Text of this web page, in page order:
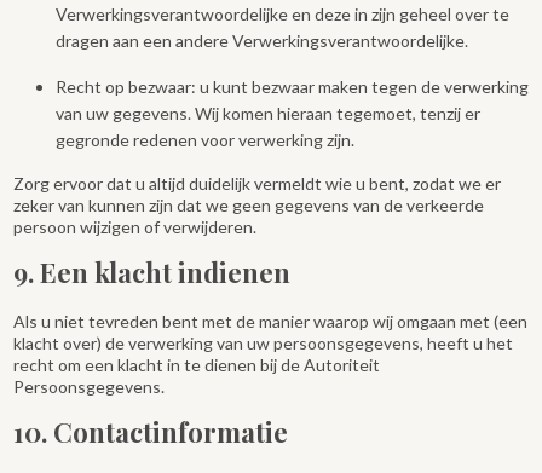
Verwerkingsverantwoordelijke en deze in zijn geheel over te
dragen aan een andere Verwerkingsverantwoordelijke.
Recht op bezwaar: u kunt bezwaar maken tegen de verwerking
van uw gegevens. Wij komen hieraan tegemoet, tenzij er
gegronde redenen voor verwerking zijn.
Zorg ervoor dat u altijd duidelijk vermeldt wie u bent, zodat we er
zeker van kunnen zijn dat we geen gegevens van de verkeerde
persoon wijzigen of verwijderen.
9. Een klacht indienen
Als u niet tevreden bent met de manier waarop wij omgaan met (een
klacht over) de verwerking van uw persoonsgegevens, heeft u het
recht om een klacht in te dienen bij de Autoriteit
Persoonsgegevens.
10. Contactinformatie